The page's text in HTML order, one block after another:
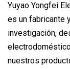
Yuyao Yongfei
es un fabricante
investigación,
nuestros